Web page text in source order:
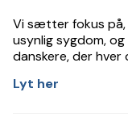
Vi sætter fokus på,
usynlig sygdom,
danskere, der hver
Lyt her